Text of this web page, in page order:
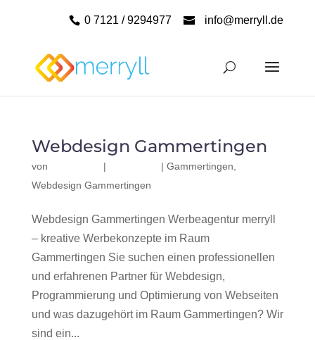
0 7121 / 9294977 info@merryll.de
Webdesign Gammertingen
von | | Gammertingen
Webdesign Gammertingen
Webdesign Gammertingen Werbeagentur merryll
– kreative Werbekonzepte im Raum
Gammertingen Sie suchen einen professionellen
und erfahrenen Partner für Webdesign,
Programmierung und Optimierung von Webseiten
und was dazugehört im Raum Gammertingen? Wir
sind ein...